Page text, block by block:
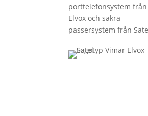
porttelefonsystem från
Elvox och säkra
passersystem från